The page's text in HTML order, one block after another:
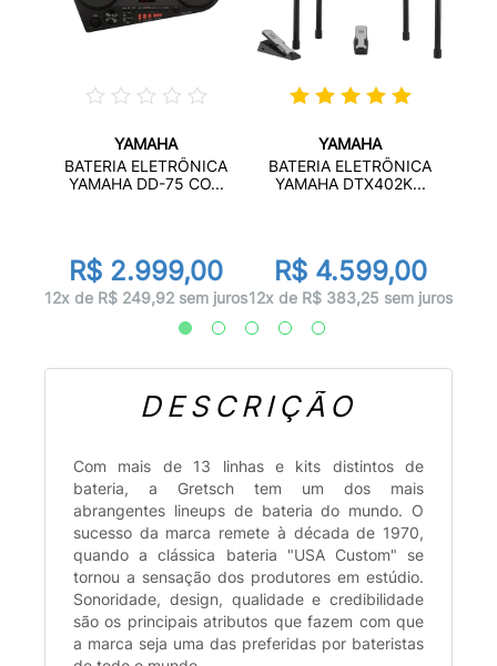
YAMAHA
BATERIA ELETRÔNICA
YAMAHA DD-75 CO...
R$ 2.999,00
12x de R$ 249,92 sem juros
YAMAHA
BATERIA ELETRÔNICA
YAMAHA DTX402K...
R$ 4.599,00
12x de R$ 383,25 sem juros12x
DESCRIÇÃO
Com mais de 13 linhas e kits distintos de
bateria, a Gretsch tem um dos mais
abrangentes lineups de bateria do mundo. O
sucesso da marca remete à década de 1970,
quando a clássica bateria "USA Custom" se
tornou a sensação dos produtores em estúdio.
Sonoridade, design, qualidade e credibilidade
são os principais atributos que fazem com que
a marca seja uma das preferidas por bateristas